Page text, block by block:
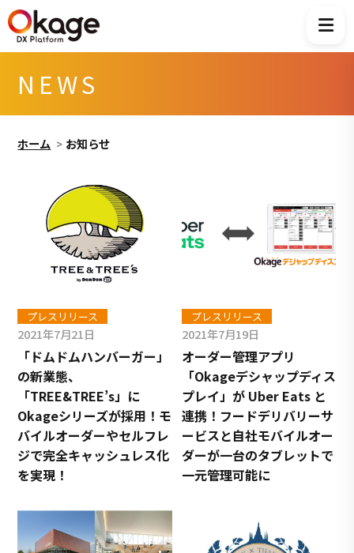
NEWS
ホーム お知らせ
プレスリリース
2021年7月21日
「ドムドムハンバーガー」
の新業態、
「TREE&TREE’s」に
Okageシリーズが採用！モ
バイルオーダーやセルフレ
ジで完全キャッシュレス化
を実現！
プレスリリース
2021年7月19日
オーダー管理アプリ
「Okageデシャップディス
プレイ」が Uber Eats と
連携！フードデリバリーサ
ービスと自社モバイルオー
ダーが一台のタブレットで
一元管理可能に